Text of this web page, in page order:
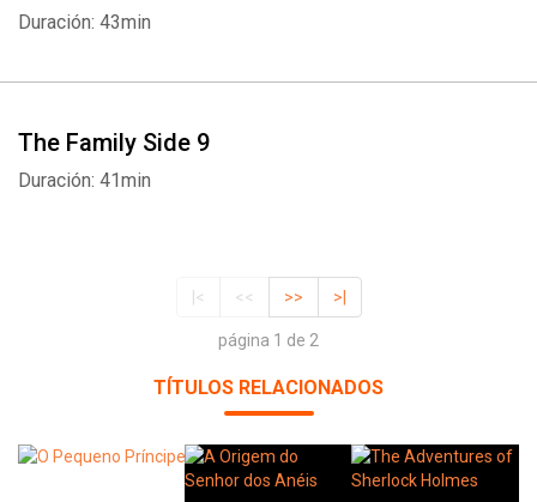
Duración: 43min
The Family Side 9
Duración: 41min
|< << >> >|
página 1 de 2
TÍTULOS RELACIONADOS